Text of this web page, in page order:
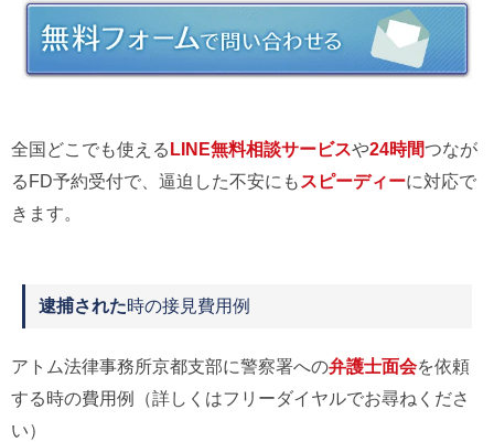
全国どこでも使えるLINE無料相談サービスや24時間つなが
るFD予約受付で、逼迫した不安にも スピーディーに対応で
きます。
逮捕された時の接見費用例
アトム法律事務所京都支部に警察署への弁護士面会を依頼
する時の費用例（詳しくはフリーダイヤルでお尋ねくださ
い）